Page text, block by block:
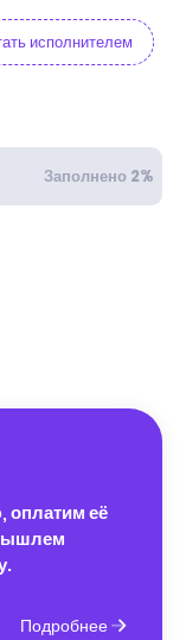
исполнителем
Заполнено 2%
оплатим её
Подробнее